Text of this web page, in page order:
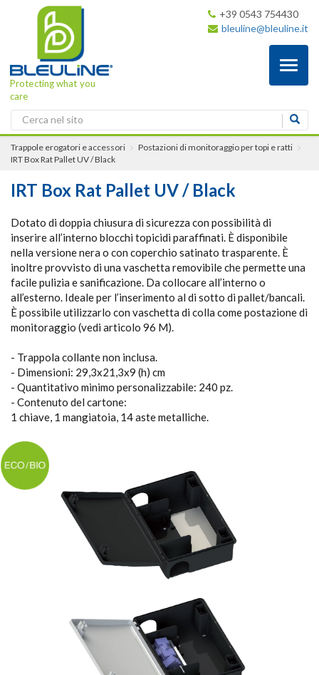
Protecting what you
care
+39 0543 754430
bleuline@bleuline.it
Trappole erogatori e accessori
Postazioni di monitoraggio per topi e ratti
IRT Box Rat Pallet UV / Black
IRT Box Rat Pallet UV / Black
Dotato di doppia chiusura di sicurezza con possibilità di
inserire all’interno blocchi topicidi paraffinati. È disponibile
nella versione nera o con coperchio satinato trasparente. È
inoltre provvisto di una vaschetta removibile che permette una
facile pulizia e sanificazione. Da collocare all’interno o
all’esterno. Ideale per l’inserimento al di sotto di pallet/bancali.
È possibile utilizzarlo con vaschetta di colla come postazione di
monitoraggio (vedi articolo 96 M).
- Trappola collante non inclusa.
- Dimensioni: 29,3x21,3x9 (h) cm
- Quantitativo minimo personalizzabile: 240 pz.
- Contenuto del cartone:
1 chiave, 1 mangiatoia, 14 aste metalliche.